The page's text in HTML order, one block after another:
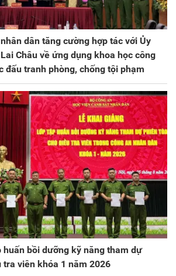
dân tăng cường hợp tác với Ủy
Châu về ứng dụng khoa học công
đấu tranh phòng, chống tội phạm
huấn bồi dưỡng kỹ năng tham dự
viên khóa 1 năm 2026